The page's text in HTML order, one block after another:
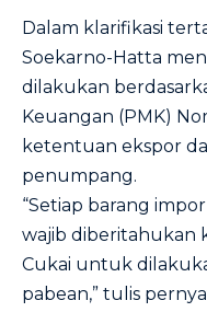
Dalam klarifikasi
Soekarno-Hatta
dilakukan
Keuangan (PMK)
ketentuan ekspor
penumpang.
“Setiap barang
wajib diberitahukan
Cukai untuk
pabean,” tulis